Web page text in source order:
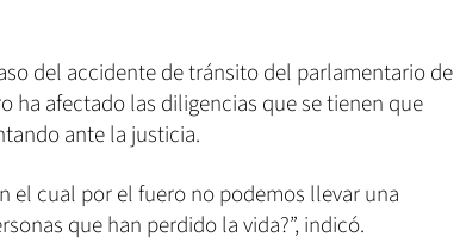
del accidente de tránsito del parlamentario de
ha afectado las diligencias que se tienen que
ante la justicia.
el cual por el fuero no podemos llevar una
que han perdido la vida?”, indicó.